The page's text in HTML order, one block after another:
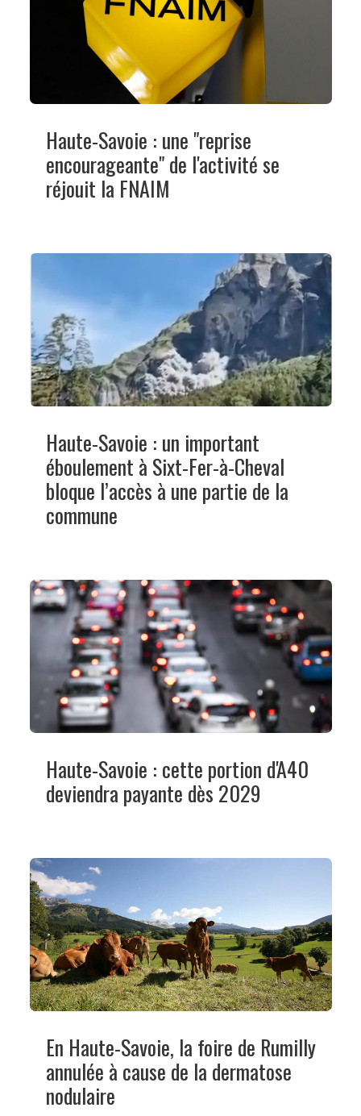
Haute-Savoie : une "reprise
encourageante" de l'activité se
réjouit la FNAIM
Haute-Savoie : un important
éboulement à Sixt-Fer-à-Cheval
bloque l’accès à une partie de la
commune
Haute-Savoie : cette portion d'A40
deviendra payante dès 2029
En Haute-Savoie, la foire de Rumilly
annulée à cause de la dermatose
nodulaire